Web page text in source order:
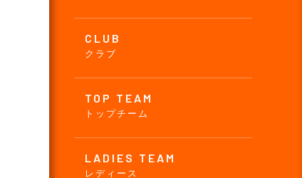
CLUB
クラブ
TOP TEAM
トップチーム
LADIES TEAM
レディース